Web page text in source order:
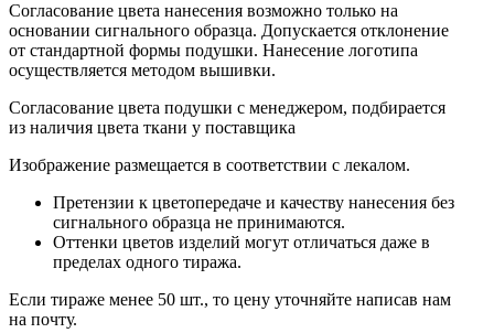
Согласование цвета нанесения возможно только на
основании сигнального образца. Допускается отклонение
от стандартной формы подушки. Нанесение логотипа
осуществляется методом вышивки.
Согласование цвета подушки с менеджером, подбирается
из наличия цвета ткани у поставщика
Изображение размещается в соответствии с лекалом.
Претензии к цветопередаче и качеству нанесения без
сигнального образца не принимаются.
Оттенки цветов изделий могут отличаться даже в
пределах одного тиража.
Если тираже менее 50 шт., то цену уточняйте написав нам
на почту.